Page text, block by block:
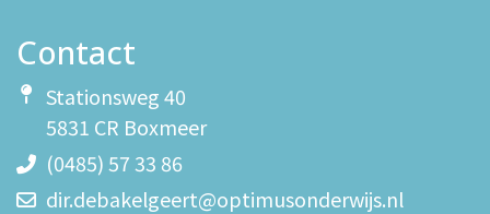
Contact
Stationsweg 40
5831 CR Boxmeer
(0485) 57 33 86
dir.debakelgeert@optimusonderwijs.nl